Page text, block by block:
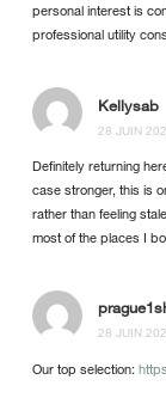
personal interest is
professional utility
Kellysab
28 JUIN
Definitely returning
case stronger, this is
rather than feeling
most of the places I
28 JUIN
Our top selection: